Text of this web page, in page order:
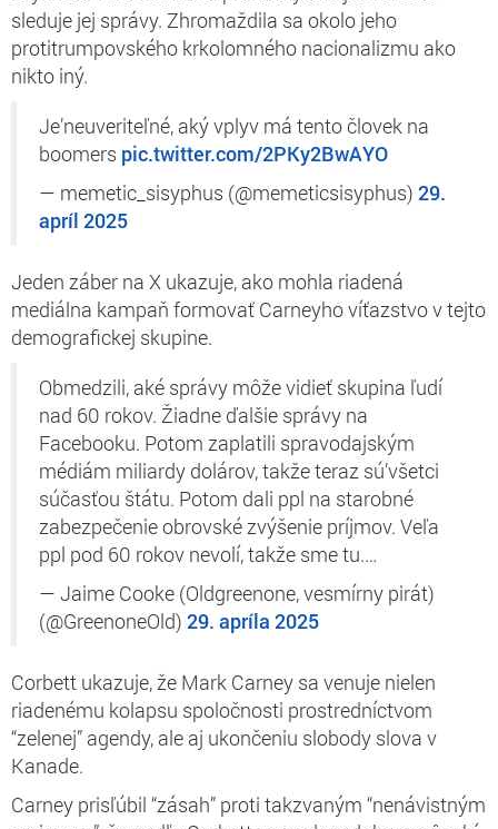
sleduje jej správy. Zhromaždila sa okolo jeho
protitrumpovského krkolomného nacionalizmu ako
nikto iný.
Je’neuveriteľné, aký vplyv má tento človek na
boomers pic.twitter.com/2PKy2BwAYO
— memetic_sisyphus (@memeticsisyphus) 29.
apríl 2025
Jeden záber na X ukazuje, ako mohla riadená
mediálna kampaň formovať Carneyho víťazstvo v tejto
demografickej skupine.
Obmedzili, aké správy môže vidieť skupina ľudí
nad 60 rokov. Žiadne ďalšie správy na
Facebooku. Potom zaplatili spravodajským
médiám miliardy dolárov, takže teraz sú’všetci
súčasťou štátu. Potom dali ppl na starobné
zabezpečenie obrovské zvýšenie príjmov. Veľa
ppl pod 60 rokov nevolí, takže sme tu.…
— Jaime Cooke (Oldgreenone, vesmírny pirát)
(@GreenoneOld) 29. apríla 2025
Corbett ukazuje, že Mark Carney sa venuje nielen
riadenému kolapsu spoločnosti prostredníctvom
“zelenej” agendy, ale aj ukončeniu slobody slova v
Kanade.
Carney prisľúbil “zásah” proti takzvaným “nenávistným